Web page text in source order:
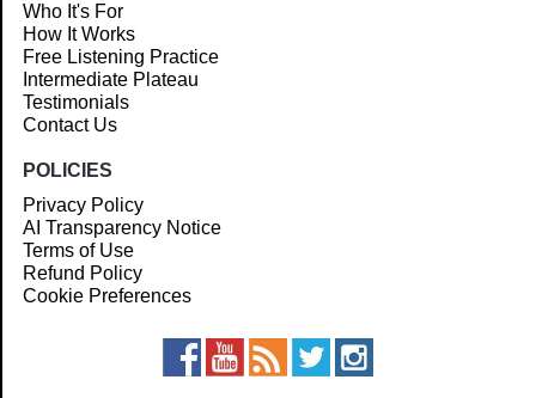
Who It's For
How It Works
Free Listening Practice
Intermediate Plateau
Testimonials
Contact Us
POLICIES
Privacy Policy
AI Transparency Notice
Terms of Use
Refund Policy
Cookie Preferences